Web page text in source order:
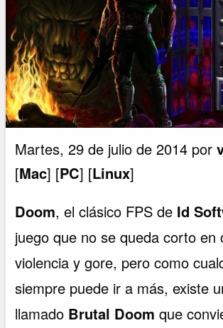
Martes, 29 de julio de 2014 por
[Mac] [PC] [Linux]
Doom, el clásico FPS de Id
juego que no se queda corto en
violencia y gore, pero como
siempre puede ir a más, existe
llamado Brutal Doom que